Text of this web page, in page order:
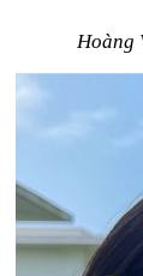
Hoàng